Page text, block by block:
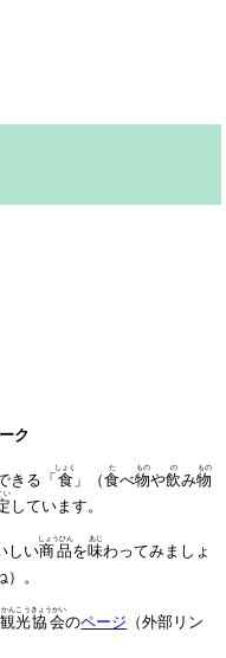
ク
きる「 食
しょく
」（食
た
べ物
もの
や飲
の
み物
もの
い
しています。
しい商品
しょうひん
を味
あじ
わってみましょ
。
観光
かんこう
協会
きょうかい
のページ （外部リン